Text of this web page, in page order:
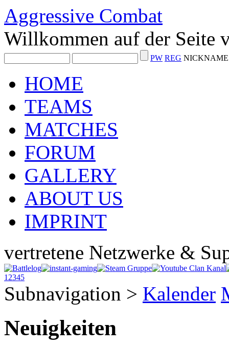
Aggressive Combat
Willkommen auf der Seite
PW REG
HOME
TEAMS
MATCHES
FORUM
GALLERY
ABOUT US
IMPRINT
vertretene Netzwerke &
1 2345
Subnavigation > Kalender
Neuigkeiten